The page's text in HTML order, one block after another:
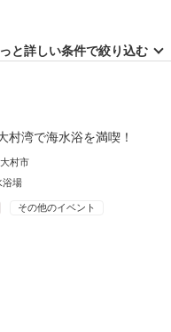
と詳しい条件で絞り込む
村湾で海水浴を満喫！
大村市
浴場
その他のイベント